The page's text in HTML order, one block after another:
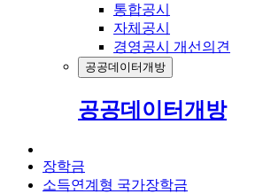
통합공시
자체공시
경영공시 개선의견
공공데이터개방
공공데이터개방
장학금
소득연계형 국가장학금